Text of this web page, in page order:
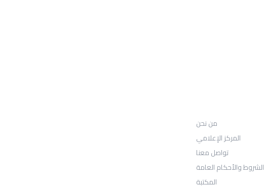
من نحن
المركز الإعلامي
تواصل معنا
الشروط والأحكام العامة
المكتبة